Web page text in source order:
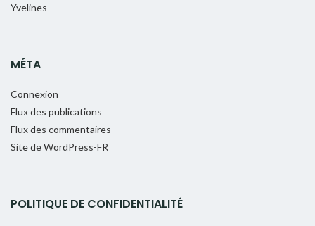
Yvelines
MÉTA
Connexion
Flux des publications
Flux des commentaires
Site de WordPress-FR
POLITIQUE DE CONFIDENTIALITÉ